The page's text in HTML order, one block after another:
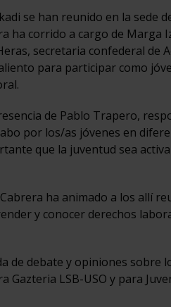
se han reunido en la
ha corrido a cargo de Marga
secretaria confederal de
para participar como
de Pablo Trapero,
por los/as jóvenes en
que la juventud sea
ha animado a los allí
y conocer derechos
de debate y opiniones sobre
LSB-USO y para